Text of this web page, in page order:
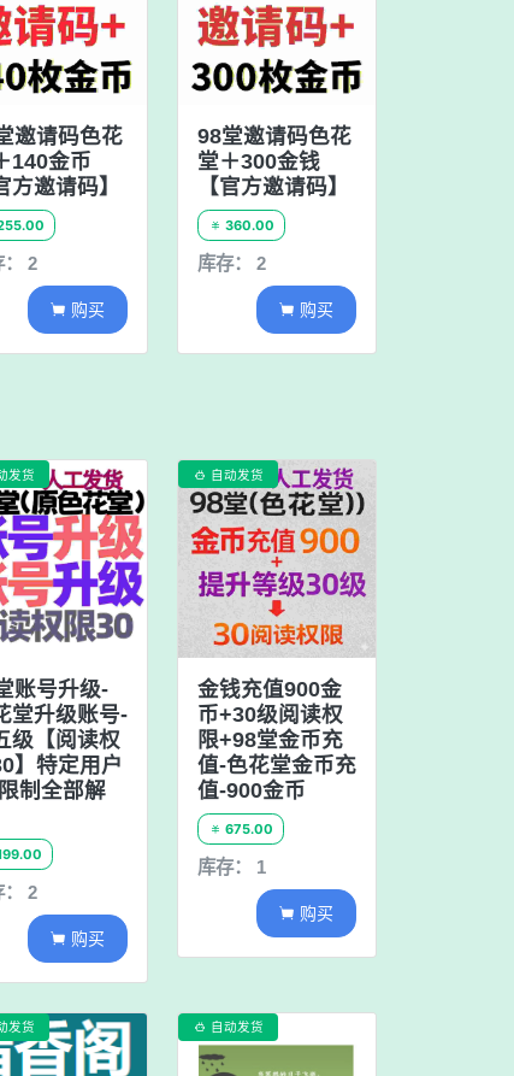
邀请码色花
140金币
方邀请码】
： 2
 购买
98堂邀请码色花
堂＋300金钱
【官方邀请码】
 360.00
库存： 2
 购买
发货
账号升级-
堂升级账号-
级【阅读权
】特定用户
制全部解
： 2
 购买
 自动发货
金钱充值900金
币+30级阅读权
限+98堂金币充
值-色花堂金币充
值-900金币
 675.00
库存： 1
 购买
发货  自动发货